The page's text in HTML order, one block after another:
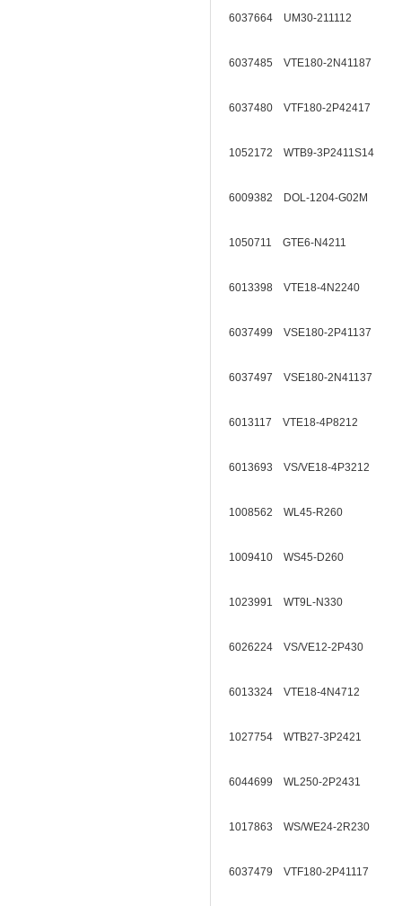
6037664 UM30-211112
6037485 VTE180-2N41187
6037480 VTF180-2P42417
1052172 WTB9-3P2411S14
6009382 DOL-1204-G02M
1050711 GTE6-N4211
6013398 VTE18-4N2240
6037499 VSE180-2P41137
6037497 VSE180-2N41137
6013117 VTE18-4P8212
6013693 VS/VE18-4P3212
1008562 WL45-R260
1009410 WS45-D260
1023991 WT9L-N330
6026224 VS/VE12-2P430
6013324 VTE18-4N4712
1027754 WTB27-3P2421
6044699 WL250-2P2431
1017863 WS/WE24-2R230
6037479 VTF180-2P41117